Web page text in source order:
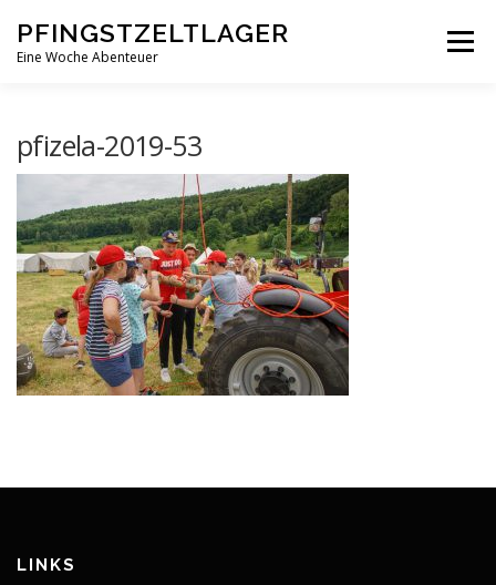
Inhalt
springen
PFINGSTZELTLAGER
Eine Woche Abenteuer
Menü
PFINGSTZELTLAGER VERANSTALTUNGEN
pfizela-2019-53
LINKS